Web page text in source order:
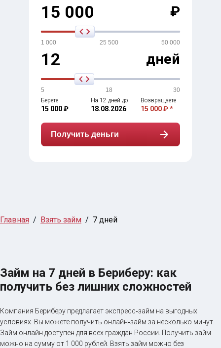
15 000 ₽
1 000 25 500 50 000
12 дней
5 18
30
Берете
15 000 ₽
На 12 дней до
18.08.2026
Возвращаете
15 000 ₽ *
Получить деньги
Главная Взять займ 7 дней
Займ на 7 дней в Бериберу: как
получить без лишних сложностей
Компания Бериберу предлагает экспресс‑займ на выгодных
условиях. Вы можете получить онлайн‑займ за несколько минут.
Займ онлайн доступен для всех граждан России. Получить займ
можно на сумму от 1 000 рублей. Взять займ можно без